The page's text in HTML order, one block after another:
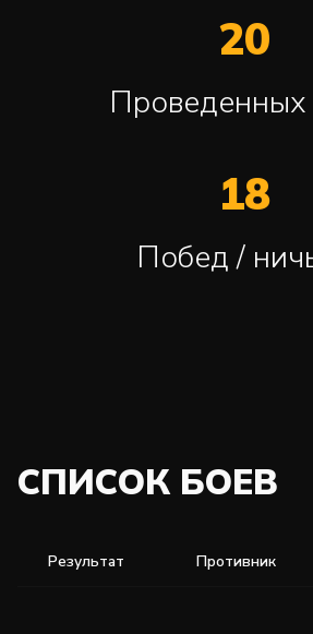
20
Проведенных
18
Побед /
СПИСОК БОЕВ
Результат Противник